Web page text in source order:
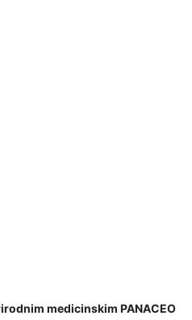
medicinskim PANACEO